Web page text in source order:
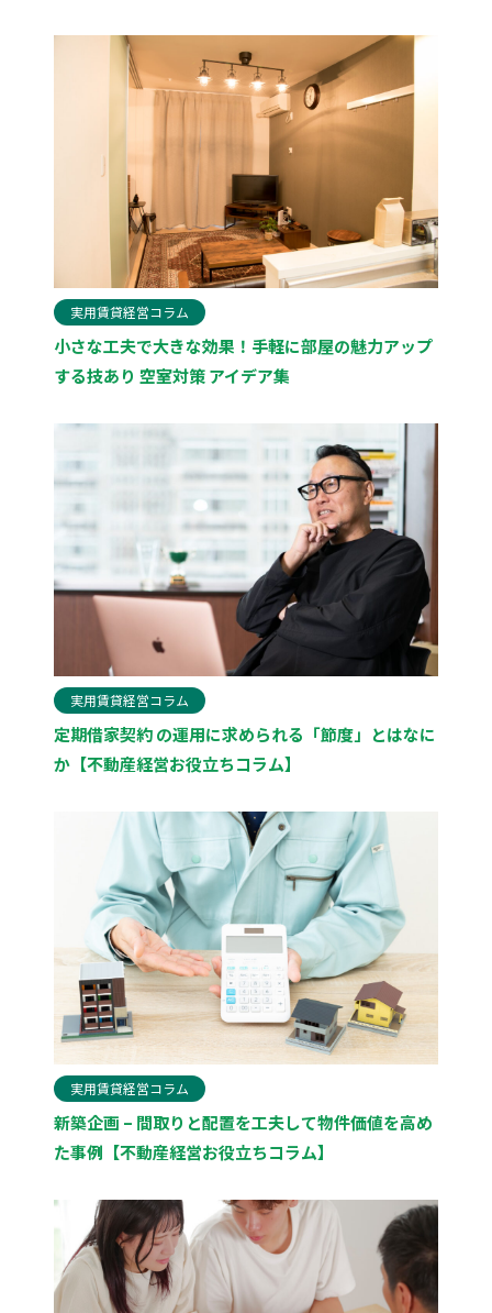
実用賃貸経営コラム
小さな工夫で大きな効果！手軽に部屋の魅力アップ
する技あり 空室対策 アイデア集
実用賃貸経営コラム
定期借家契約 の運用に求められる「節度」とはなに
か【不動産経営お役立ちコラム】
実用賃貸経営コラム
新築企画 – 間取りと配置を工夫して物件価値を高め
た事例【不動産経営お役立ちコラム】